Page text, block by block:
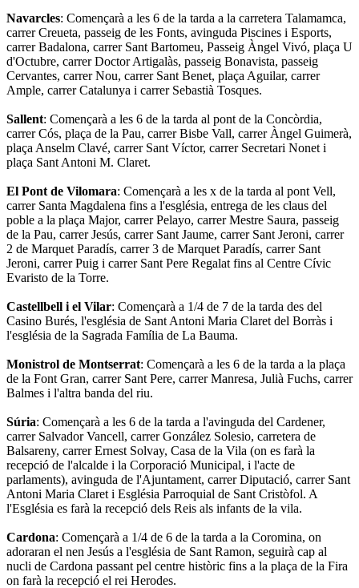
Navarcles: Començarà a les 6 de la tarda a la carretera Talamamca,
carrer Creueta, passeig de les Fonts, avinguda Piscines i Esports,
carrer Badalona, carrer Sant Bartomeu, Passeig Àngel Vivó, plaça U
d'Octubre, carrer Doctor Artigalàs, passeig Bonavista, passeig
Cervantes, carrer Nou, carrer Sant Benet, plaça Aguilar, carrer
Ample, carrer Catalunya i carrer Sebastià Tosques.
Sallent: Començarà a les 6 de la tarda al pont de la Concòrdia,
carrer Cós, plaça de la Pau, carrer Bisbe Vall, carrer Àngel Guimerà,
plaça Anselm Clavé, carrer Sant Víctor, carrer Secretari Nonet i
plaça Sant Antoni M. Claret.
El Pont de Vilomara: Començarà a les x de la tarda al pont Vell,
carrer Santa Magdalena fins a l'església, entrega de les claus del
poble a la plaça Major, carrer Pelayo, carrer Mestre Saura, passeig
de la Pau, carrer Jesús, carrer Sant Jaume, carrer Sant Jeroni, carrer
2 de Marquet Paradís, carrer 3 de Marquet Paradís, carrer Sant
Jeroni, carrer Puig i carrer Sant Pere Regalat fins al Centre Cívic
Evaristo de la Torre.
Castellbell i el Vilar: Començarà a 1/4 de 7 de la tarda des del
Casino Burés, l'església de Sant Antoni Maria Claret del Borràs i
l'església de la Sagrada Família de La Bauma.
Monistrol de Montserrat: Començarà a les 6 de la tarda a la plaça
de la Font Gran, carrer Sant Pere, carrer Manresa, Julià Fuchs, carrer
Balmes i l'altra banda del riu.
Súria: Començarà a les 6 de la tarda a l'avinguda del Cardener,
carrer Salvador Vancell, carrer González Solesio, carretera de
Balsareny, carrer Ernest Solvay, Casa de la Vila (on es farà la
recepció de l'alcalde i la Corporació Municipal, i l'acte de
parlaments), avinguda de l'Ajuntament, carrer Diputació, carrer Sant
Antoni Maria Claret i Església Parroquial de Sant Cristòfol. A
l'Església es farà la recepció dels Reis als infants de la vila.
Cardona: Començarà a 1/4 de 6 de la tarda a la Coromina, on
adoraran el nen Jesús a l'església de Sant Ramon, seguirà cap al
nucli de Cardona passant pel centre històric fins a la plaça de la Fira
on farà la recepció el rei Herodes.